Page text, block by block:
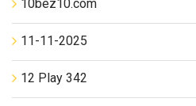
10bez10.com
11-11-2025
12 Play 342